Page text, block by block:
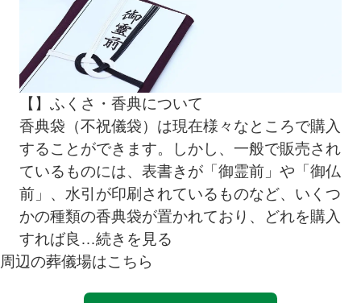
【】ふくさ・香典について
香典袋（不祝儀袋）は現在様々なところで購入
することができます。しかし、一般で販売され
ているものには、表書きが「御霊前」や「御仏
前」、水引が印刷されているものなど、いくつ
かの種類の香典袋が置かれており、どれを購入
すれば良 …続きを見る
周辺の葬儀場はこちら